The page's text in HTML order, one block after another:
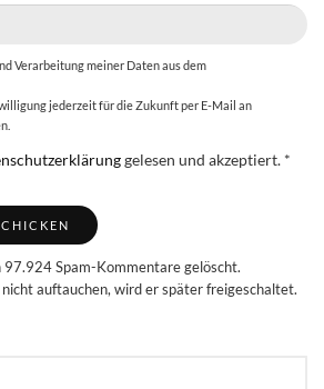
Verarbeitung meiner Daten aus dem
jederzeit für die Zukunft per E-Mail an
gelesen und akzeptiert. *
97.924 Spam-Kommentare gelöscht.
auftauchen, wird er später freigeschaltet.